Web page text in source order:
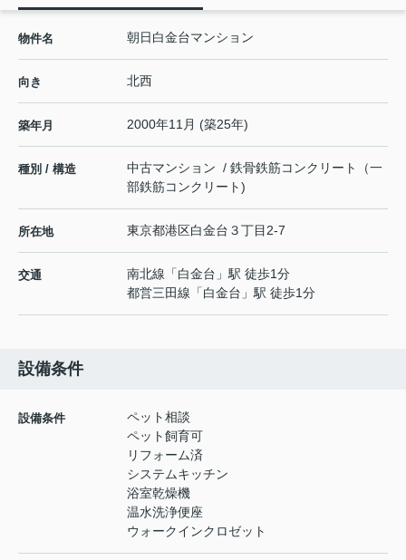
物件名 朝日白金台マンション
向き 北西
築年月 2000年11月 (築25年)
種別 / 構造
中古マンション / 鉄骨鉄筋コンクリート（一
部鉄筋コンクリート)
所在地 東京都港区白金台 ３丁目2-7
交通 南北線 「白金台 」駅 徒歩1分
都営三田線 「白金台 」駅 徒歩1分
設備条件
設備条件
ペット相談
ペット飼育可
リフォーム済
システムキッチン
浴室乾燥機
温水洗浄便座
ウォークインクロゼット